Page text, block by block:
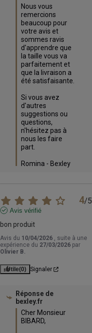
Nous vous
remercions
beaucoup pour
votre avis et
sommes ravis
d'apprendre que
la taille vous va
parfaitement et
que la livraison a
été satisfaisante.
Si vous avez
d'autres
suggestions ou
questions,
n'hésitez pas à
nous les faire
part.
Romina - Bexley
4/5
Avis vérifié
bon produit
Avis du 10/04/2026 , suite à une
expérience du 27/03/2026 par
Olivier B.
Utile(0) Signaler
Réponse de
bexley.fr
Cher Monsieur
BIBARD,